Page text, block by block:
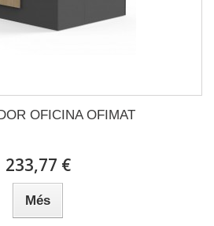
OFICINA OFIMAT
233,77 €
Més